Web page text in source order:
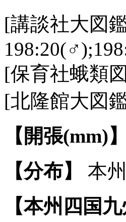
[講談社大図
[保育社蛾類
[北隆館大図
【開張(mm)】
【分布】
本
【本州四国